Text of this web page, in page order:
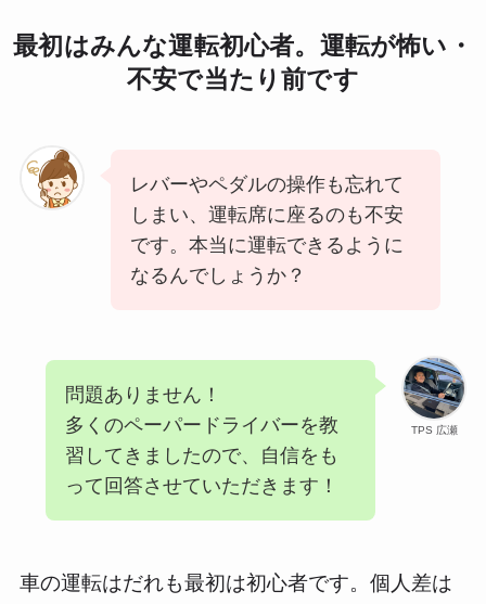
最初はみんな運転初心者。運転が怖い・
不安で当たり前です
レバーやペダルの操作も忘れて
しまい、運転席に座るのも不安
です。本当に運転できるように
なるんでしょうか？
TPS 広瀬
問題ありません！
多くのペーパードライバーを教
習してきましたので、自信をも
って回答させていただきます！
車の運転はだれも最初は初心者です。個人差は